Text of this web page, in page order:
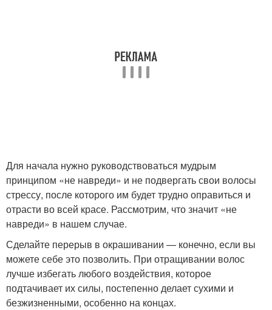
Для начала нужно руководствоваться мудрым
принципом «не навреди» и не подвергать свои волосы
стрессу, после которого им будет трудно оправиться и
отрасти во всей красе. Рассмотрим, что значит «не
навреди» в нашем случае.
Сделайте перерыв в окрашивании — конечно, если вы
можете себе это позволить. При отращивании волос
лучше избегать любого воздействия, которое
подтачивает их силы, постепенно делает сухими и
безжизненными, особенно на концах.